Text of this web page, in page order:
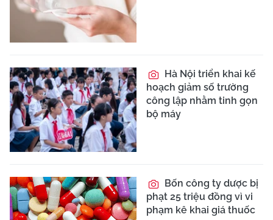
Hà Nội triển khai kế
hoạch giảm số trường
công lập nhằm tinh gọn
bộ máy
Bốn công ty dược bị
phạt 25 triệu đồng vì vi
phạm kê khai giá thuốc